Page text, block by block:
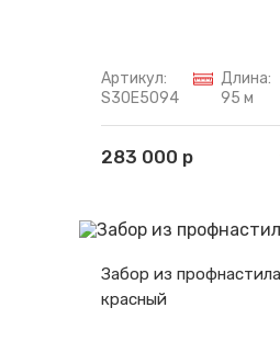
Артикул:
S30E5094
Длина:
95 м
283 000 р
Забор из
красный